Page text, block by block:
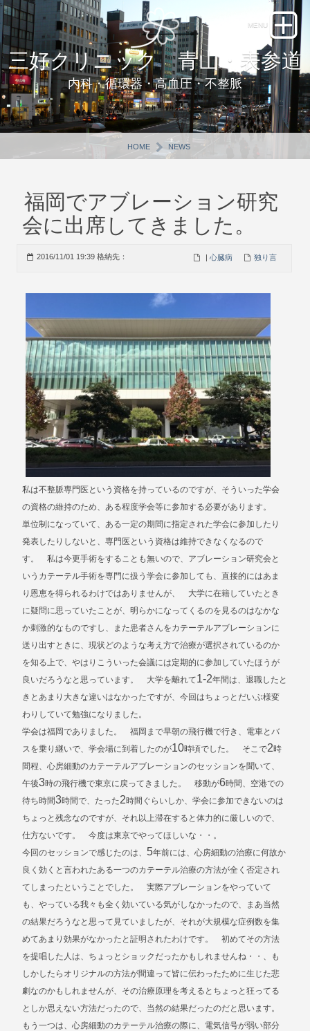
三好クリニック 青山・表参道
内科・循環器・高血圧・不整脈
HOME NEWS
福岡でアブレーション研究
会に出席してきました。
2016/11/01 19:39 格納先： 独り言
|心臓病
私は不整脈専門医という資格を持っているのですが、そういった学会
の資格の維持のため、ある程度学会等に参加する必要があります。
単位制になっていて、ある一定の期間に指定された学会に参加したり
発表したりしないと、専門医という資格は維持できなくなるので
す。 私は今更手術をすることも無いので、アブレーション研究会と
いうカテーテル手術を専門に扱う学会に参加しても、直接的にはあま
り恩恵を得られるわけではありませんが、 大学に在籍していたとき
に疑問に思っていたことが、明らかになってくるのを見るのはなかな
か刺激的なものですし、また患者さんをカテーテルアブレーションに
送り出すときに、現状どのような考え方で治療が選択されているのか
を知る上で、やはりこういった会議には定期的に参加していたほうが
良いだろうなと思っています。 大学を離れて1-2年間は、退職したと
きとあまり大きな違いはなかったですが、今回はちょっとだいぶ様変
わりしていて勉強になりました。
学会は福岡でありました。 福岡まで早朝の飛行機で行き、電車とバ
スを乗り継いで、学会場に到着したのが10時頃でした。 そこで2時
間程、心房細動のカテーテルアブレーションのセッションを聞いて、
午後3時の飛行機で東京に戻ってきました。 移動が6時間、空港での
待ち時間3時間で、たった2時間ぐらいしか、学会に参加できないのは
ちょっと残念なのですが、それ以上滞在すると体力的に厳しいので、
仕方ないです。 今度は東京でやってほしいな・・。
今回のセッションで感じたのは、 5年前には、心房細動の治療に何故か
良く効くと言われたある一つのカテーテル治療の方法が全く否定され
てしまったということでした。 実際アブレーションをやっていて
も、やっている我々も全く効いている気がしなかったので、まあ当然
の結果だろうなと思って見ていましたが、それが大規模な症例数を集
めてあまり効果がなかったと証明されたわけです。 初めてその方法
を提唱した人は、ちょっとショックだったかもしれませんね・・、も
しかしたらオリジナルの方法が間違って皆に伝わったために生じた悲
劇なのかもしれませんが、その治療原理を考えるとちょっと狂ってる
としか思えない方法だったので、当然の結果だったのだと思います。
もう一つは、心房細動のカテーテル治療の際に、電気信号が弱い部分